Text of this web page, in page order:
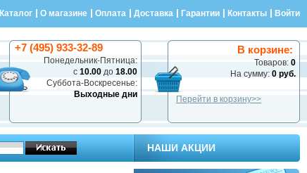
Каталог О магазине Оплата Доставка Гарантии Контакты Войти
В корзине:
Товаров: 0
На сумму: 0 руб.
Перейти в корзину>>
+7 (495) 933-32-89
Понедельник-Пятница:
с 10.00 до 18.00
Суббота-Воскресенье:
Выходные дни
НАШИ АКЦИИ